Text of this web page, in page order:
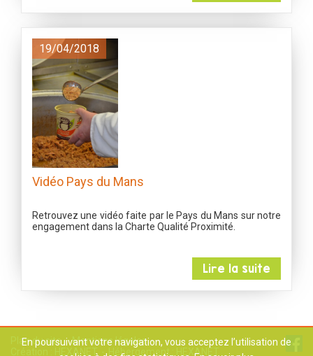
En poursuivant votre navigation, vous acceptez l’utilisation de
19/04/2018
Vidéo Pays du Mans
Retrouvez une vidéo faite par le Pays du Mans sur notre
engagement dans la Charte Qualité Proximité.
Lire la suite
Plan du site
Mentions légales
HEXANET Hébergement : HEXANET